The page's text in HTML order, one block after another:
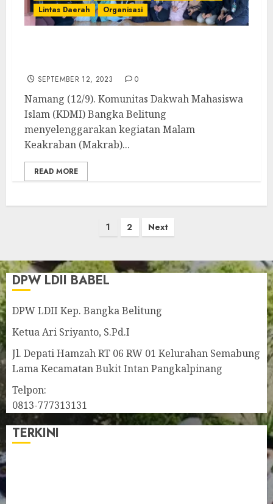
Lintas Daerah
Organisasi
SEPTEMBER 12, 2023 0
Namang (12/9). Komunitas Dakwah Mahasiswa
Islam (KDMI) Bangka Belitung
menyelenggarakan kegiatan Malam
Keakraban (Makrab)...
READ MORE
1 2 Next
DPW LDII BABEL
DPW LDII Kep. Bangka Belitung
Ketua Ari Sriyanto, S.Pd.I
Jl. Depati Hamzah RT 06 RW 01 Kelurahan Semabung
Lama Kecamatan Bukit Intan Pangkalpinang
Telpon:
0813-777313131
TERKINI